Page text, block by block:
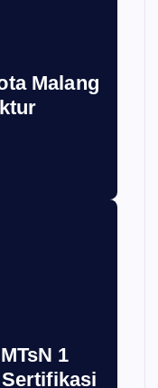
Malang
1